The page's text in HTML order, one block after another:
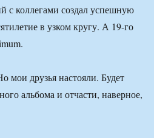
с коллегами создал успешную
в узком кругу. А 19-го
друзья настояли. Будет
альбома и отчасти, наверное,